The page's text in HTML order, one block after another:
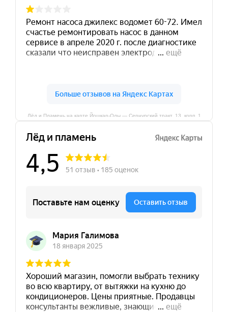
Лёд и Пламень на карте Йошкар‑Олы — Сернурский тракт, 13, корп. 1